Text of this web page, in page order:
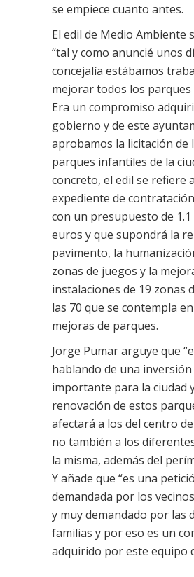
se empiece cuanto antes.
El edil de Medio Ambiente
“tal y como anuncié unos
concejalía estábamos
mejorar todos los
Era un compromiso
gobierno y de este
aprobamos la licitación de
parques infantiles de la
concreto, el edil se refiere
expediente de
con un presupuesto de
euros y que supondrá la
pavimento, la
zonas de juegos y la
instalaciones de 19 zonas
las 70 que se contempla
mejoras de parques.
Jorge Pumar arguye que
hablando de una
importante para la ciudad
renovación de estos
afectará a los del centro
no también a los
la misma, además del
Y añade que “es una
demandada por los
y muy demandado por las
familias y por eso es un
adquirido por este equipo